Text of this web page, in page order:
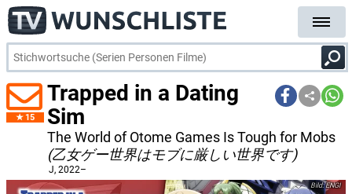
15
Trapped in a Dating
Sim
The World of Otome Games Is Tough for Mobs
(乙女ゲー世界はモブに厳しい世界です)
J, 2022–
ENGI